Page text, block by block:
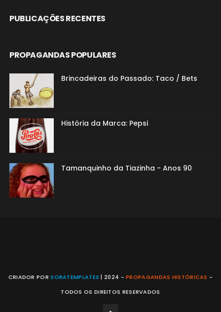
PUBLICAÇÕES RECENTES
PROPAGANDAS POPULARES
Brincadeiras do Passado: Taco / Bets
História da Marca: Pepsi
Tamanquinho da Tiazinha - Anos 90
CRIADOR PORSORATEMPLATES | 2024 -PROPAGANDAS HISTÓRICAS -
TODOS OS DIREITOS RESERVADOS